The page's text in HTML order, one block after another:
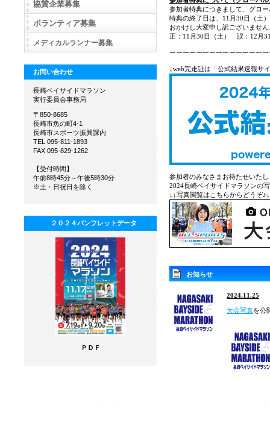
参加者特典につきまして、グロ
特典の終了日は、11月30日（土
おかけし大変申し訳ございません
正：11月30日（土） 誤：12月
ーーーーーーーーーーーーーー
↓web完走証は「公式結果速報サ
参加者のみなさまお待たせいた
2024長崎ベイサイドマラソンの
↓↓写真閲覧はこちらからどうぞ
お知らせ
2024.11.25
大会写真を公
協賛企業募集
ボランティア募集
メディカルランナー募集
お問い合わせ
長崎ベイサイドマラソン
実行委員会事務局
〒850-8685
長崎市魚の町4-1
長崎市スポーツ振興課内
TEL 095-811-1893
FAX 095-829-1262
【受付時間】
午前8時45分～午後5時30分
※土・日祝日を除く
２０２４パンフレットデータ
ＰＤＦ